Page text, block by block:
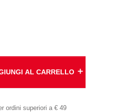
AL CARRELLO add
ordini superiori a € 49